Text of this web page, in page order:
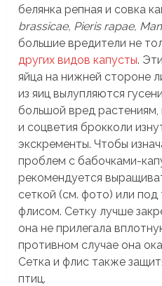
белянка репная и совка
brassicae, Pieris rapae,
большие вредители не
других видов капусты.
яйца на нижней стороне
из яиц вылупляются
большой вред растениям,
и соцветия брокколи
экскременты. Чтобы
проблем с бабочками-
рекомендуется
сеткой (см. фото) или
флисом. Сетку лучше
она не прилегала
противном случае она
Сетка и флис также
птиц.